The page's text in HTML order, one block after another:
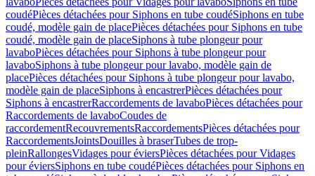
coudéPièces détachées pour Siphons en tube coudéSiphons en tube
coudé, modèle gain de placePièces détachées pour Siphons en tube
coudé, modèle gain de placeSiphons à tube plongeur pour
lavaboPièces détachées pour Siphons à tube plongeur pour
lavaboSiphons à tube plongeur pour lavabo, modèle gain de
placePièces détachées pour Siphons à tube plongeur pour lavabo,
modèle gain de placeSiphons à encastrerPièces détachées pour
Siphons à encastrerRaccordements de lavaboPièces détachées pour
Raccordements de lavaboCoudes de
raccordementRecouvrementsRaccordementsPièces détachées pour
RaccordementsJointsDouilles à braserTubes de trop-
pleinRallongesVidages pour éviersPièces détachées pour Vidages
pour éviersSiphons en tube coudéPièces détachées pour Siphons en